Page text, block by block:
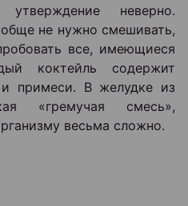
неверно.
не нужно смешивать,
все, имеющиеся
коктейль содержит
и примеси. В желудке из
«гремучая смесь»,
весьма сложно.